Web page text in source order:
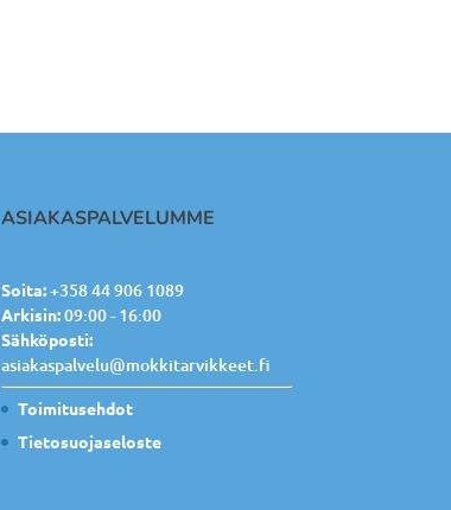
ASIAKASPALVELUMME
Soita:+358 44 906 1089
Arkisin:09:00 - 16:00
Sähköposti:
asiakaspalvelu@mokkitarvikkeet.fi
Toimitusehdot
Tietosuojaseloste